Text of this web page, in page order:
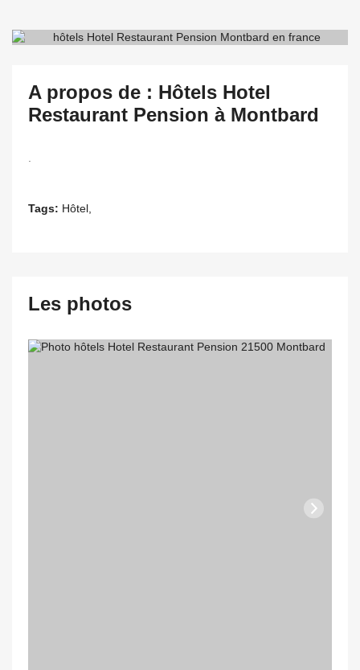
A propos de : Hôtels Hotel
Restaurant Pension à Montbard
Tags: Hôtel,
Les photos